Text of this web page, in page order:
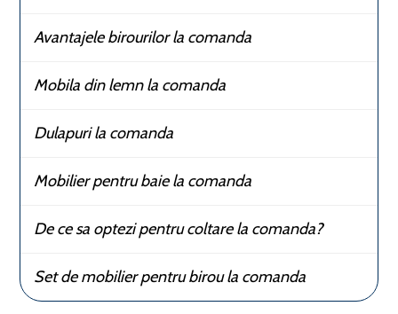
Avantajele birourilor la comanda
Mobila din lemn la comanda
Dulapuri la comanda
Mobilier pentru baie la comanda
De ce sa optezi pentru coltare la comanda?
Set de mobilier pentru birou la comanda